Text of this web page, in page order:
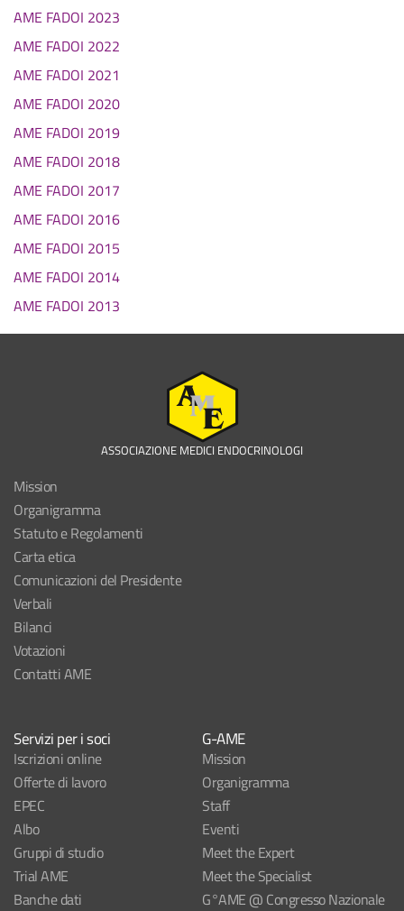
AME FADOI 2023
AME FADOI 2022
AME FADOI 2021
AME FADOI 2020
AME FADOI 2019
AME FADOI 2018
AME FADOI 2017
AME FADOI 2016
AME FADOI 2015
AME FADOI 2014
AME FADOI 2013
ASSOCIAZIONE MEDICI ENDOCRINOLOGI
Mission
Organigramma
Statuto e Regolamenti
Carta etica
Comunicazioni del Presidente
Verbali
Bilanci
Votazioni
Contatti AME
Servizi per i soci
Iscrizioni online
Offerte di lavoro
EPEC
Albo
Gruppi di studio
Trial AME
Banche dati
G-AME
Mission
Organigramma
Staff
Eventi
Meet the Expert
Meet the Specialist
G°AME @ Congresso Nazionale